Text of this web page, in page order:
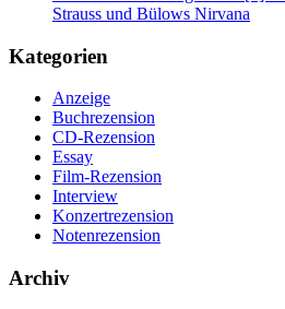
Strauss und Bülows Nirvana
Kategorien
Anzeige
Buchrezension
CD-Rezension
Essay
Film-Rezension
Interview
Konzertrezension
Notenrezension
Archiv